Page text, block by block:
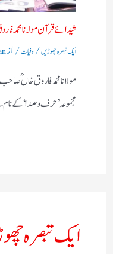
شیدائے قرآن مولانا محمد
ایک تبصرہ چھوڑیں/ وفیات/ از
مولانا محمد فاروق خاں
مجموعہ ’حرف و صدا‘ کے
ایک تبصرہ